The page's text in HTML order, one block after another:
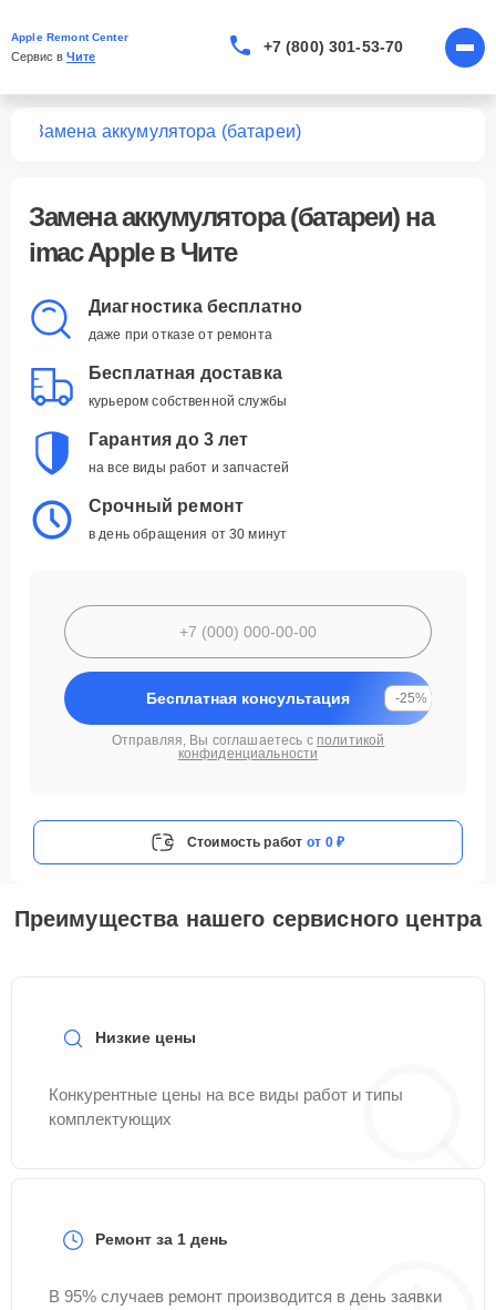
Apple Remont Center
Сервис в Чите
+7 (800) 301-53-70
Замена аккумулятора (батареи)
Замена аккумулятора (батареи)на
imac Apple в Чите
Диагностика бесплатно
даже при отказе от ремонта
Бесплатная доставка
курьером собственной службы
Гарантия до 3 лет
на все виды работ и запчастей
Срочный ремонт
в день обращения от 30 минут
Бесплатная консультация -25%
Отправляя, Вы соглашаетесь с политикой
конфиденциальности
Стоимость работ от 0 ₽
Преимущества нашего сервисного центра
Низкие цены
Конкурентные цены на все виды работ и типы
комплектующих
Ремонт за 1 день
В 95% случаев ремонт производится в день заявки